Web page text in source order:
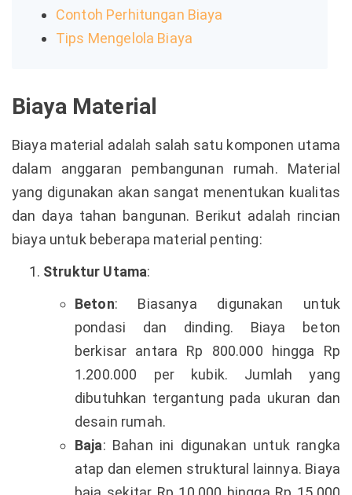
Contoh Perhitungan Biaya
Tips Mengelola Biaya
Biaya Material
Biaya material adalah salah satu komponen utama
dalam anggaran pembangunan rumah. Material
yang digunakan akan sangat menentukan kualitas
dan daya tahan bangunan. Berikut adalah rincian
biaya untuk beberapa material penting:
Struktur Utama:
Beton: Biasanya digunakan untuk
pondasi dan dinding. Biaya beton
berkisar antara Rp 800.000 hingga Rp
1.200.000 per kubik. Jumlah yang
dibutuhkan tergantung pada ukuran dan
desain rumah.
Baja: Bahan ini digunakan untuk rangka
atap dan elemen struktural lainnya. Biaya